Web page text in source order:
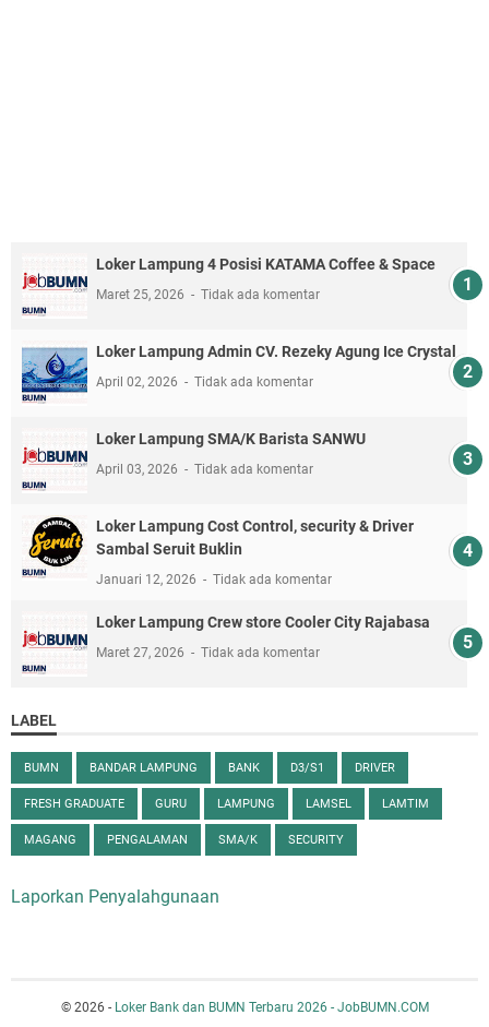
Loker Lampung 4 Posisi KATAMA Coffee & Space
Maret 25, 2026 Tidak ada komentar
Loker Lampung Admin CV. Rezeky Agung Ice Crystal
April 02, 2026 Tidak ada komentar
Loker Lampung SMA/K Barista SANWU
April 03, 2026 Tidak ada komentar
Loker Lampung Cost Control, security & Driver
Sambal Seruit Buklin
Januari 12, 2026 Tidak ada komentar
Loker Lampung Crew store Cooler City Rajabasa
Maret 27, 2026 Tidak ada komentar
LABEL
BUMN BANDAR LAMPUNG BANK D3/S1 DRIVER
FRESH GRADUATE GURU LAMPUNG LAMSEL LAMTIM
MAGANG PENGALAMAN SMA/K SECURITY
Laporkan Penyalahgunaan
© 2026 - Loker Bank dan BUMN Terbaru 2026 - JobBUMN.COM